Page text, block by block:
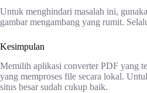
Untuk menghindari masalah ini,
gambar mengambang yang rumit.
Kesimpulan
Memilih aplikasi converter PDF yang
yang memproses file secara lokal.
situs besar sudah cukup baik.